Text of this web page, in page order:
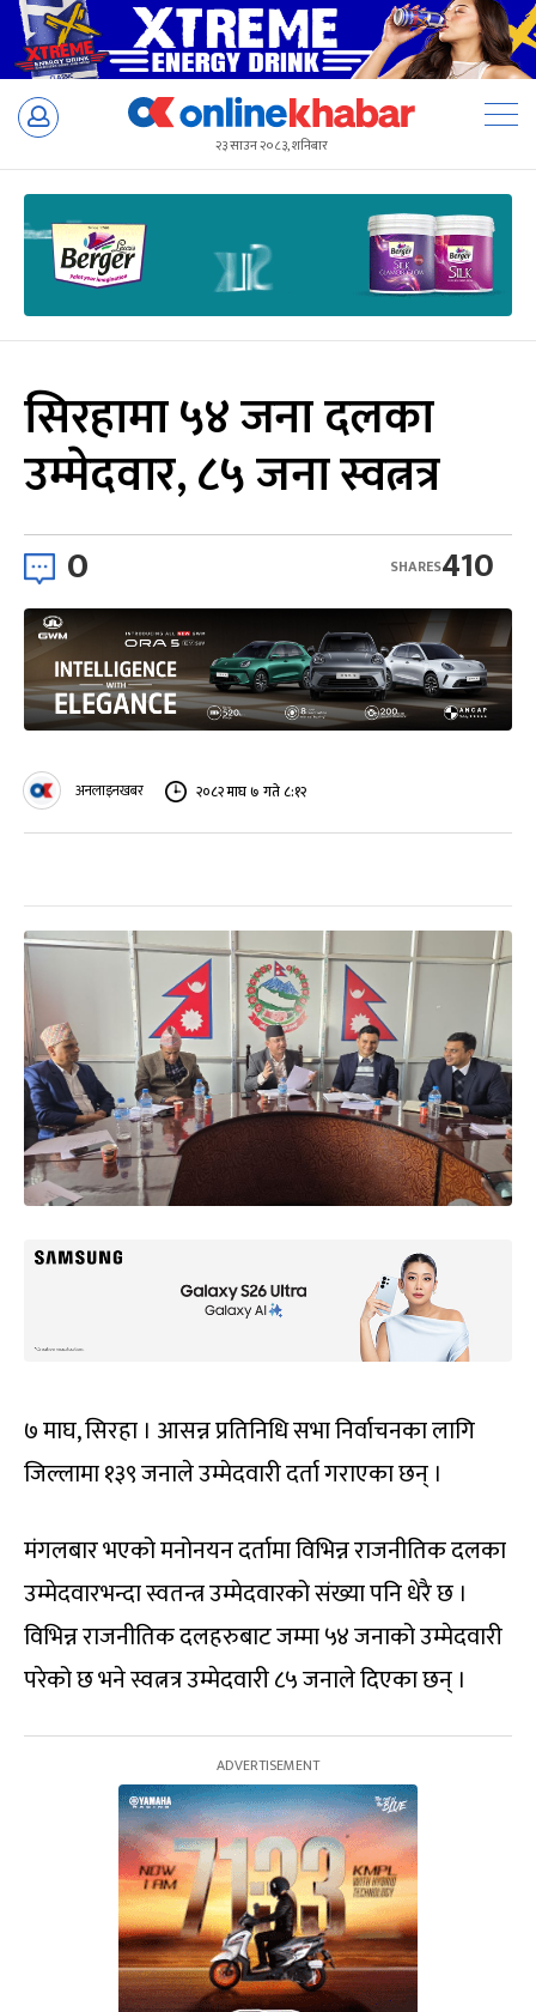
Skip
२३ साउन २०८३, शनिबार
सिरहामा ५४ जना दलका
उम्मेदवार, ८५ जना स्वत्नत्र
0 410
SHARES
अनलाइनखबर २०८२ माघ ७ गते ८:१२
७ माघ, सिरहा । आसन्न प्रतिनिधि सभा निर्वाचनका लागि
जिल्लामा १३९ जनाले उम्मेदवारी दर्ता गराएका छन् ।
मंगलबार भएको मनोनयन दर्तामा विभिन्न राजनीतिक दलका
उम्मेदवारभन्दा स्वतन्त्र उम्मेदवारको संख्या पनि धेरै छ ।
विभिन्न राजनीतिक दलहरुबाट जम्मा ५४ जनाको उम्मेदवारी
परेको छ भने स्वत्नत्र उम्मेदवारी ८५ जनाले दिएका छन् ।